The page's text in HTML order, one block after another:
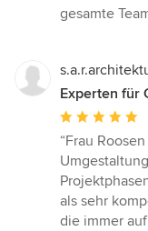
gesamte
Experten für
Bewertung:
5
von
5
Sternen
“Frau
als sehr
die immer